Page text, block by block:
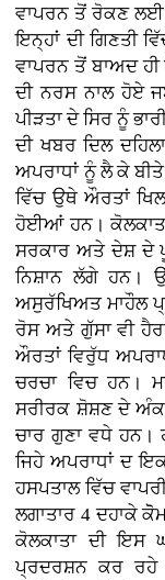
ਵਾਪਰਨ ਤੋਂ ਰੋਕਣ ਲਈ
ਇਨ੍ਹਾਂ ਦੀ ਗਿਣਤੀ
ਵਾਪਰਨ ਤੋਂ ਬਾਅਦ
ਦੀ ਨਰਸ ਨਾਲ ਹੋਏ
ਪੀੜਤਾ ਦੇ ਸਿਰ ਨੂੰ
ਦੀ ਖਬਰ ਦਿਲ
ਅਪਰਾਧਾਂ ਨੂੰ ਲੈ ਕੇ ਬੀਤੇ
ਵਿੱਚ ਉਥੇ ਔਰਤਾਂ
ਹੋਈਆਂ ਹਨ।
ਸਰਕਾਰ ਅਤੇ ਦੇਸ਼ ਦੇ
ਨਿਸ਼ਾਨ ਲੱਗੇ ਹਨ।
ਅਸੁਰੱਖਿਅਤ ਮਾਹੌਲ
ਰੋਸ ਅਤੇ ਗੁੱਸਾ ਵੀ
ਔਰਤਾਂ ਵਿਰੁੱਧ
ਚਰਚਾ ਵਿਚ ਹਨ।
ਸਰੀਰਕ ਸ਼ੋਸ਼ਣ ਦੇ
ਚਾਰ ਗੁਣਾ ਵਧੇ ਹਨ।
ਜਿਹੇ ਅਪਰਾਧਾਂ ਦ
ਹਸਪਤਾਲ ਵਿੱਚ
ਲਗਾਤਾਰ 4 ਦਹਾਕੇ
ਕੋਲਕਾਤਾ ਦੀ ਇਸ
ਪ੍ਰਦਰਸ਼ਨ ਕਰ ਰਹੇ